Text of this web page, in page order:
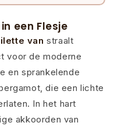
een Flesje
vanstraalt
voor de moderne
en sprankelende
die een lichte
In het hart
akkoorden van